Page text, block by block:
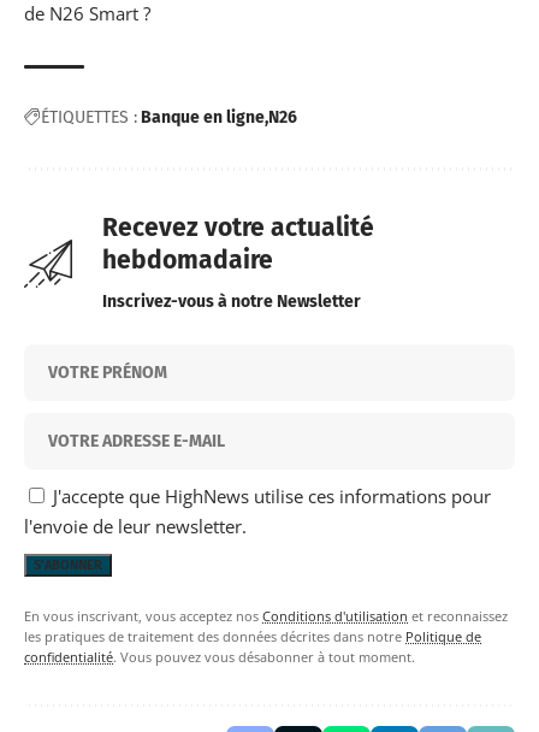
de N26 Smart ?
ÉTIQUETTES : Banque en ligne N26
Recevez votre actualité
hebdomadaire
Inscrivez-vous à notre Newsletter
J'accepte que HighNews utilise ces informations pour
l'envoie de leur newsletter.
En vous inscrivant, vous acceptez nos Conditions d'utilisation et reconnaissez
les pratiques de traitement des données décrites dans notre Politique de
confidentialité. Vous pouvez vous désabonner à tout moment.